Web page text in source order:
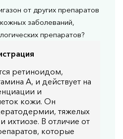
от других препаратов
заболеваний,
препаратов?
ретиноидом,
А, и действует на
и
кожи. Он
тяжелых
ихтиозе. В отличие от
которые